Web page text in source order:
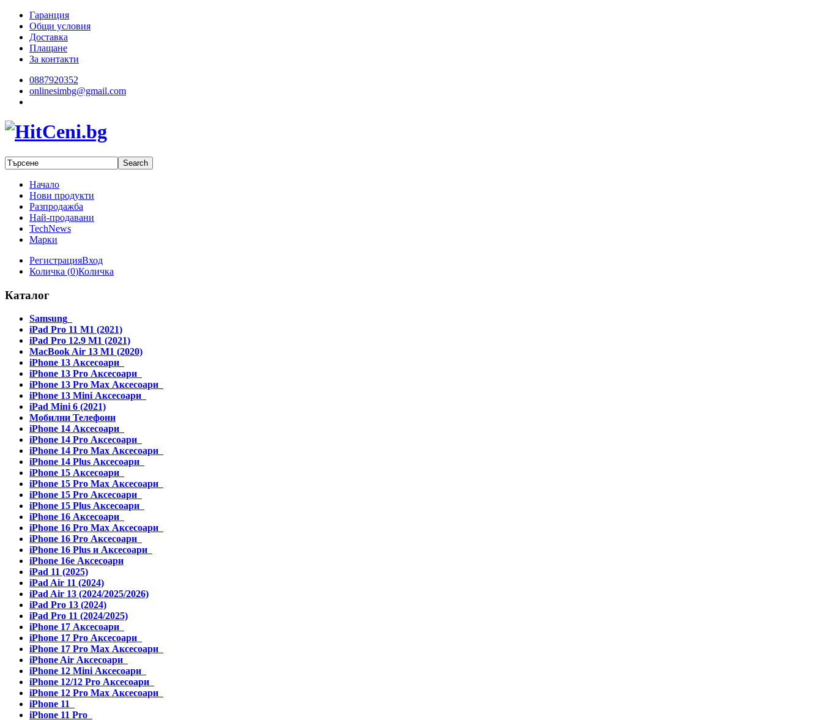
Гаранция
Общи условия
Доставка
Плащане
За контакти
0887920352
onlinesimbg@gmail.com
Начало
Нови продукти
Разпродажба
Най-продавани
TechNews
Марки
РегистрацияВход
Количка (0)Количка
Каталог
Samsung
iPad Pro 11 M1 (2021)
iPad Pro 12.9 M1 (2021)
MacBook Air 13 M1 (2020)
iPhone 13 Аксесоари
iPhone 13 Pro Аксесоари
iPhone 13 Pro Max Аксесоари
iPhone 13 Mini Аксесоари
iPad Mini 6 (2021)
Мобилни Телефони
iPhone 14 Аксесоари
iPhone 14 Pro Аксесоари
iPhone 14 Pro Max Аксесоари
iPhone 14 Plus Аксесоари
iPhone 15 Аксесоари
iPhone 15 Pro Max Аксесоари
iPhone 15 Pro Аксесоари
iPhone 15 Plus Аксесоари
iPhone 16 Аксесоари
iPhone 16 Pro Max Аксесоари
iPhone 16 Pro Аксесоари
iPhone 16 Plus и Аксесоари
iPhone 16e Аксесоари
iPad 11 (2025)
iPad Air 11 (2024)
iPad Air 13 (2024/2025/2026)
iPad Pro 13 (2024)
iPad Pro 11 (2024/2025)
iPhone 17 Аксесоари
iPhone 17 Pro Аксесоари
iPhone 17 Pro Max Аксесоари
iPhone Air Аксесоари
iPhone 12 Mini Аксесоари
iPhone 12/12 Pro Аксесоари
iPhone 12 Pro Max Аксесоари
iPhone 11
iPhone 11 Pro